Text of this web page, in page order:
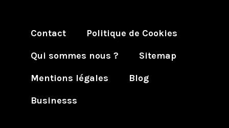
Contact
Politique de Cookies
Qui sommes nous ?
Sitemap
Mentions légales
Blog
Businesss